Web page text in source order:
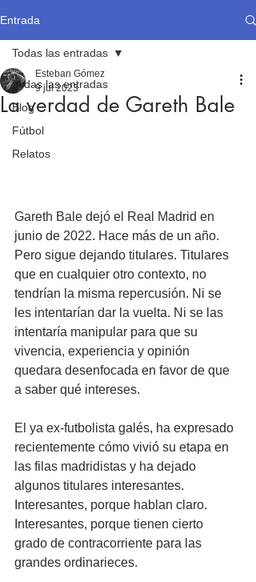
Entrada
Todas las entradas
Blog
Fútbol
Relatos
Todas las entradas
La verdad de Gareth Bale
Esteban Gómez
9 jul 2023
Gareth Bale dejó el Real Madrid en
junio de 2022. Hace más de un año.
Pero sigue dejando titulares. Titulares
que en cualquier otro contexto, no
tendrían la misma repercusión. Ni se
les intentarían dar la vuelta. Ni se las
intentaría manipular para que su
vivencia, experiencia y opinión
quedara desenfocada en favor de que
a saber qué intereses.
El ya ex-futbolista galés, ha expresado
recientemente cómo vivió su etapa en
las filas madridistas y ha dejado
algunos titulares interesantes.
Interesantes, porque hablan claro.
Interesantes, porque tienen cierto
grado de contracorriente para las
grandes ordinarieces.